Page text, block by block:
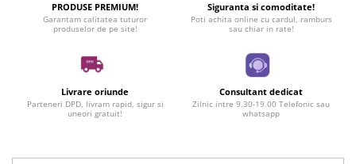
PRODUSE PREMIUM!
Garantam calitatea tuturor
produselor de pe site!
Siguranta si comoditate!
Poti achita online cu cardul, ramburs
sau chiar in rate!
Livrare oriunde
Parteneri DPD, livram rapid, sigur si
uneori gratuit!
Consultant dedicat
Zilnic intre 9.30-19.00 Telefonic sau
whatsapp